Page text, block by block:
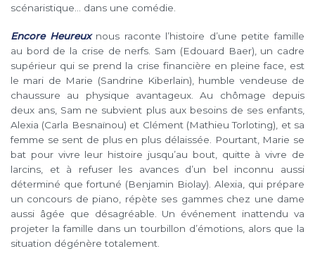
scénaristique… dans une comédie.
Encore Heureuxnous raconte l’histoire d’une petite famille
au bord de la crise de nerfs. Sam (Edouard Baer), un cadre
supérieur qui se prend la crise financière en pleine face, est
le mari de Marie (Sandrine Kiberlain), humble vendeuse de
chaussure au physique avantageux. Au chômage depuis
deux ans, Sam ne subvient plus aux besoins de ses enfants,
Alexia (Carla Besnaïnou) et Clément (Mathieu Torloting), et sa
femme se sent de plus en plus délaissée. Pourtant, Marie se
bat pour vivre leur histoire jusqu’au bout, quitte à vivre de
larcins, et à refuser les avances d’un bel inconnu aussi
déterminé que fortuné (Benjamin Biolay). Alexia, qui prépare
un concours de piano, répète ses gammes chez une dame
aussi âgée que désagréable. Un événement inattendu va
projeter la famille dans un tourbillon d’émotions, alors que la
situation dégénère totalement.